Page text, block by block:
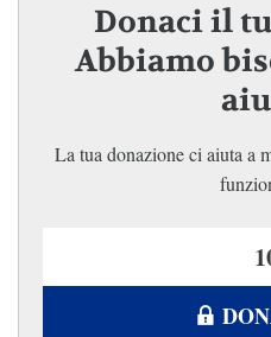
Donaci il
Abbiamo
La tua donazione ci aiuta a